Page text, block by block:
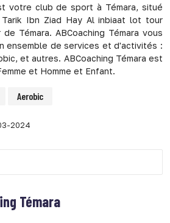
votre club de sport à Témara, situé
Ibn Ziad Hay Al inbiaat lot tour
Témara. ABCoaching Témara vous
ensemble de services et d'activités :
et autres. ABCoaching Témara est
et Homme et Enfant.
Aerobic
2024
Témara